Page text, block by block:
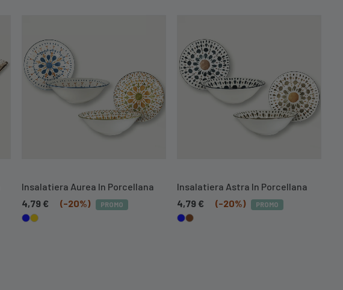
Insalatiera Aurea In Porcellana
4,79 € (-20%) PROMO
Insalatiera Astra In Porcellana
4,79 € (-20%) PROMO